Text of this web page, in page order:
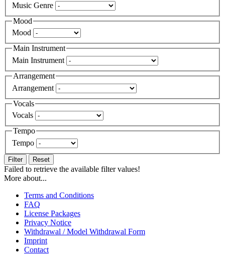
Music Genre
Mood
Mood
Main Instrument
Main Instrument
Arrangement
Arrangement
Vocals
Vocals
Tempo
Tempo
Filter Reset
Failed to retrieve the available filter values!
More about...
Terms and Conditions
FAQ
License Packages
Privacy Notice
Withdrawal / Model Withdrawal Form
Imprint
Contact